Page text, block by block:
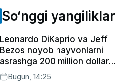
So‘nggi yangiliklar
Leonardo DiKaprio va Jeff
Bezos noyob hayvonlarni
asrashga 200 million dollar
ajratdi
Bugun, 14:25